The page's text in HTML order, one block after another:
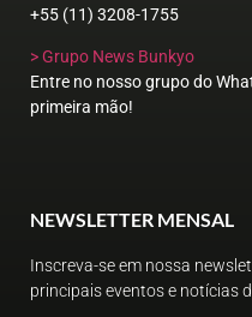
+55 (11) 3208-1755
> Grupo News Bunkyo
Entre no nosso grupo do
primeira mão!
NEWSLETTER MENSAL
Inscreva-se em nossa
principais eventos e notícias